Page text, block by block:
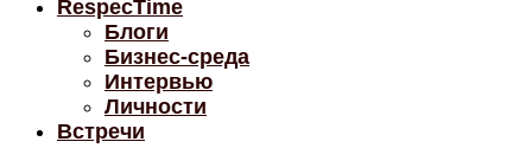
RespecTime
Блоги
Бизнес-среда
Интервью
Личности
Встречи